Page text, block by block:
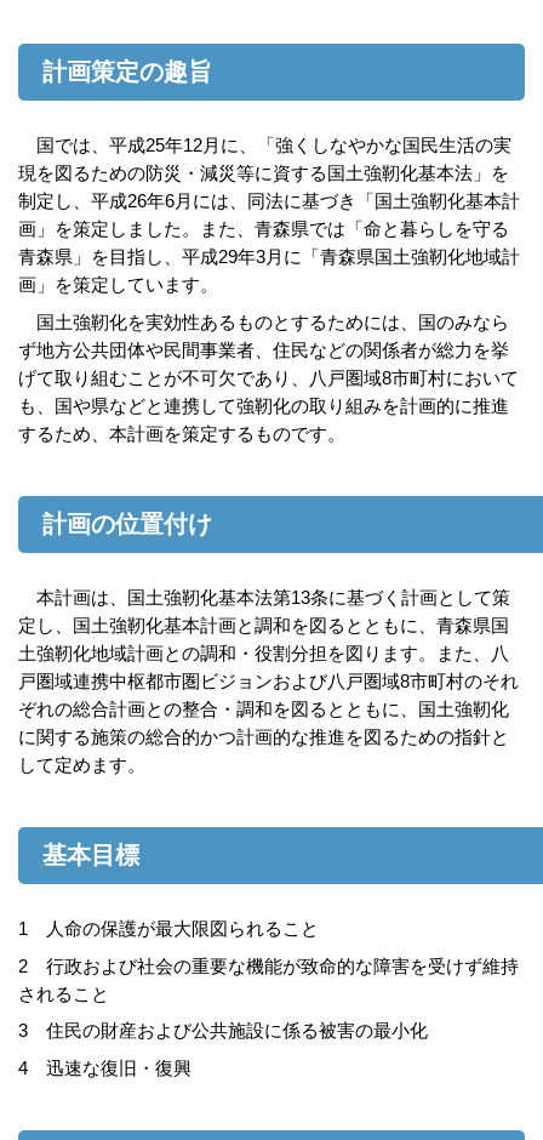
計画策定の趣旨
国では、平成25年12月に、「強くしなやかな国民生活の実
現を図るための防災・減災等に資する国土強靭化基本法」を
制定し、平成26年6月には、同法に基づき「国土強靭化基本計
画」を策定しました。また、青森県では「命と暮らしを守る
青森県」を目指し、平成29年3月に「青森県国土強靭化地域計
画」を策定しています。
国土強靭化を実効性あるものとするためには、国のみなら
ず地方公共団体や民間事業者、住民などの関係者が総力を挙
げて取り組むことが不可欠であり、八戸圏域8市町村において
も、国や県などと連携して強靭化の取り組みを計画的に推進
するため、本計画を策定するものです。
計画の位置付け
本計画は、国土強靭化基本法第13条に基づく計画として策
定し、国土強靭化基本計画と調和を図るとともに、青森県国
土強靭化地域計画との調和・役割分担を図ります。また、八
戸圏域連携中枢都市圏ビジョンおよび八戸圏域8市町村のそれ
ぞれの総合計画との整合・調和を図るとともに、国土強靭化
に関する施策の総合的かつ計画的な推進を図るための指針と
して定めます。
基本目標
1 人命の保護が最大限図られること
2 行政および社会の重要な機能が致命的な障害を受けず維持
されること
3 住民の財産および公共施設に係る被害の最小化
4 迅速な復旧・復興